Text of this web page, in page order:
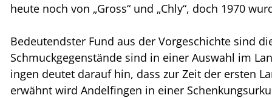
heute noch von „Gross“ und „Chly“, doch 1970
Bedeutendster Fund aus der Vorgeschichte sind
Schmuckgegenstände sind in einer Auswahl im
ingen deutet darauf hin, dass zur Zeit der ersten
erwähnt wird Andelfingen in einer